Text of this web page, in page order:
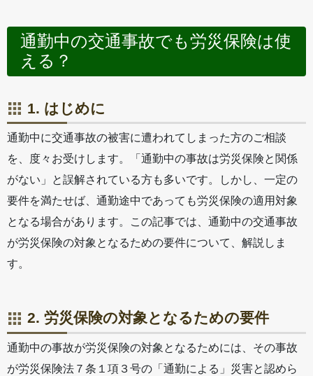
通勤中の交通事故でも労災保険は使
える？
1. はじめに
通勤中に交通事故の被害に遭われてしまった方のご相談
を、度々お受けします。「通勤中の事故は労災保険と関係
がない」と誤解されている方も多いです。しかし、一定の
要件を満たせば、通勤途中であっても労災保険の適用対象
となる場合があります。この記事では、通勤中の交通事故
が労災保険の対象となるための要件について、解説しま
す。
2. 労災保険の対象となるための要件
通勤中の事故が労災保険の対象となるためには、その事故
が労災保険法７条１項３号の「通勤による」災害と認めら